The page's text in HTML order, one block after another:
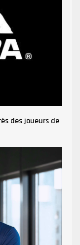
des joueurs de